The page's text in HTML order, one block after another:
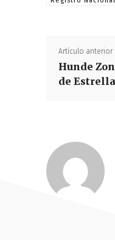
Artículo anterior
Hunde
de